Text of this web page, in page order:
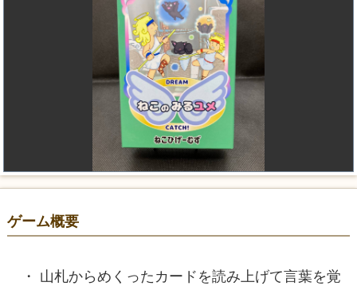
ゲーム概要
山札からめくったカードを読み上げて言葉を覚